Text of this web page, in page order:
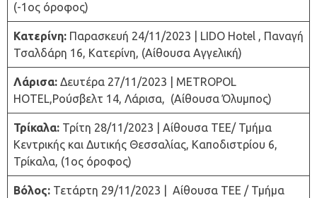
(-1ος όροφος)
Κατερίνη: Παρασκευή 24/11/2023 | LIDO Hotel , Παναγή
Τσαλδάρη 16, Κατερίνη, (Αίθουσα Αγγελική)
Λάρισα: Δευτέρα 27/11/2023 | METROPOL
HOTEL,Ρούσβελτ 14, Λάρισα, (Αίθουσα Όλυμπος)
Τρίκαλα: Τρίτη 28/11/2023 | Αίθουσα ΤΕΕ/ Τμήμα
Κεντρικής και Δυτικής Θεσσαλίας, Καποδιστρίου 6,
Τρίκαλα, (1ος όροφος)
Βόλος: Τετάρτη 29/11/2023 | Αίθουσα ΤΕΕ / Τμήμα